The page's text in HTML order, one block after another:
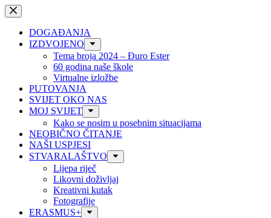
Preskoči
na
sadržajDOGAĐANJA
IZDVOJENO
Tema broja 2024 – Đuro Ester
60 godina naše škole
Virtualne izložbe
PUTOVANJA
SVIJET OKO NAS
MOJ SVIJET
Kako se nosim u posebnim situacijama
NEOBIČNO ČITANJE
NAŠI USPJESI
STVARALAŠTVO
Lijepa riječ
Likovni doživljaj
Kreativni kutak
Fotografije
ERASMUS+